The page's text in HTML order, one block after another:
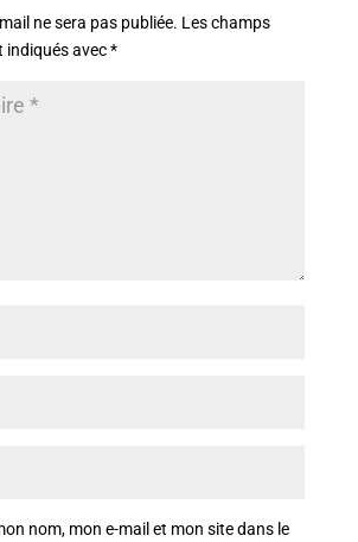
ne sera pas publiée. Les champs
indiqués avec*
nom, mon e-mail et mon site dans le